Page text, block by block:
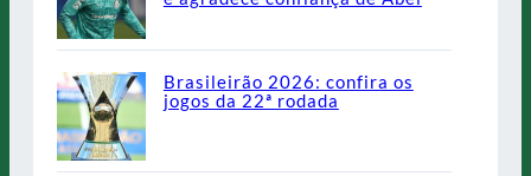
Brasileirão 2026: confira os
jogos da 22ª rodada